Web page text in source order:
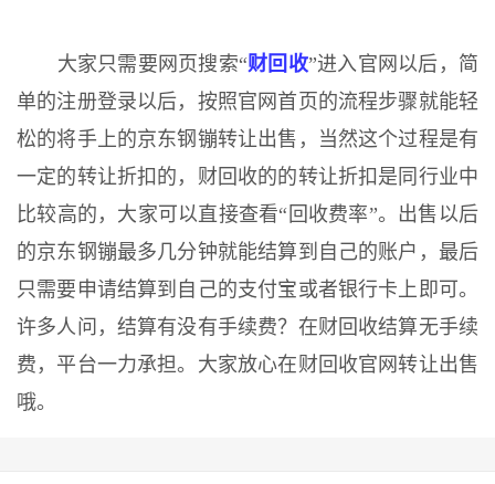
大家只需要网页搜索“财回收”进入官网以后，简
单的注册登录以后，按照官网首页的流程步骤就能轻
松的将手上的京东钢镚转让出售，当然这个过程是有
一定的转让折扣的，财回收的的转让折扣是同行业中
比较高的，大家可以直接查看“回收费率”。出售以后
的京东钢镚最多几分钟就能结算到自己的账户，最后
只需要申请结算到自己的支付宝或者银行卡上即可。
许多人问，结算有没有手续费？在财回收结算无手续
费，平台一力承担。大家放心在财回收官网转让出售
哦。